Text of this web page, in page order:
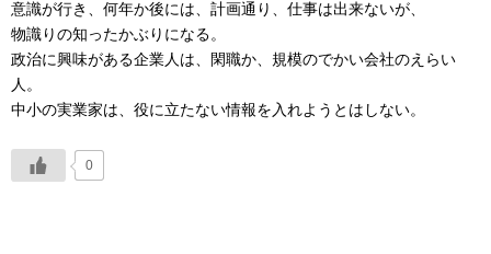
意識が行き、何年か後には、計画通り、仕事は出来ないが、
物識りの知ったかぶりになる。
政治に興味がある企業人は、閑職か、規模のでかい会社のえらい
人。
中小の実業家は、役に立たない情報を入れようとはしない。
0